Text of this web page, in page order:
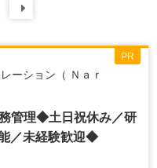
件
ーション（ Ｎａｒ
管理◆土日祝休み／研
／未経験歓迎◆
PR